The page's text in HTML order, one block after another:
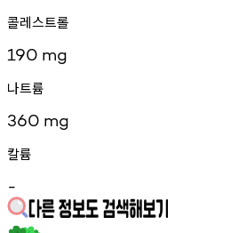
콜레스트롤
190 mg
나트륨
360 mg
칼륨
-